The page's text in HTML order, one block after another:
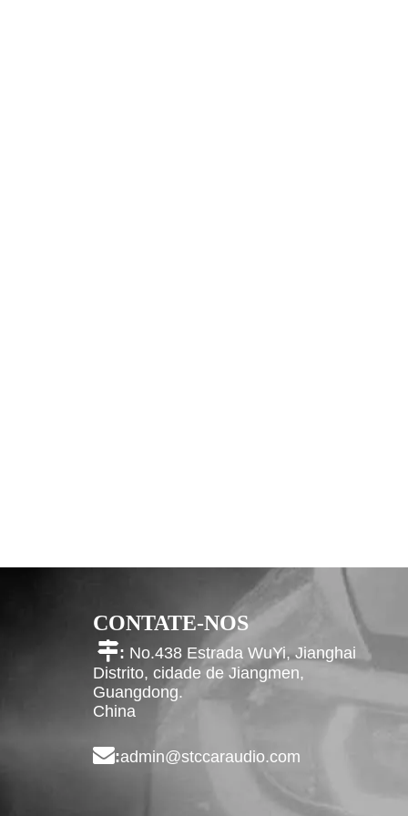
CONTATE-NOS
: No.438 Estrada WuYi, Jianghai
Distrito, cidade de Jiangmen,
Guangdong.
China
:admin@stccaraudio.com